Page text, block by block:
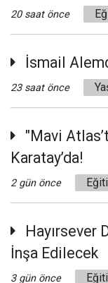
20 saat önce
İsmail
23 saat önce
"Mavi
Karatay’da!
2 gün önce
Hayırsever
İnşa Edilecek
3 gün önce